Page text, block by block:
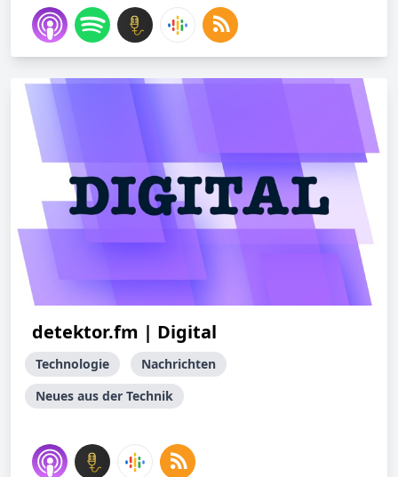
detektor.fm | Digital
Technologie
Nachrichten
Neues aus der Technik